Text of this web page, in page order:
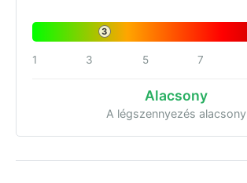
3
1 3 5 7
Alacsony
A légszennyezés alacsony